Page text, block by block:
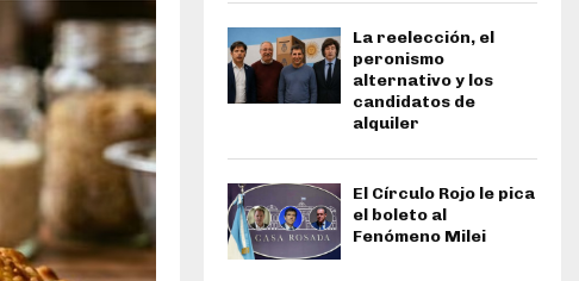
La reelección, el
peronismo
alternativo y los
candidatos de
alquiler
El Círculo Rojo le pica
el boleto al
Fenómeno Milei